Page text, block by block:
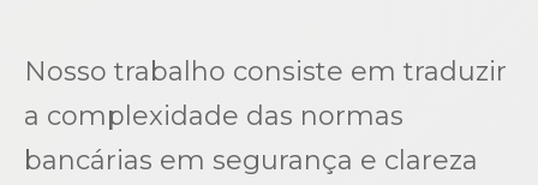
Nosso trabalho consiste em traduzir
a complexidade das normas
bancárias em segurança e clareza